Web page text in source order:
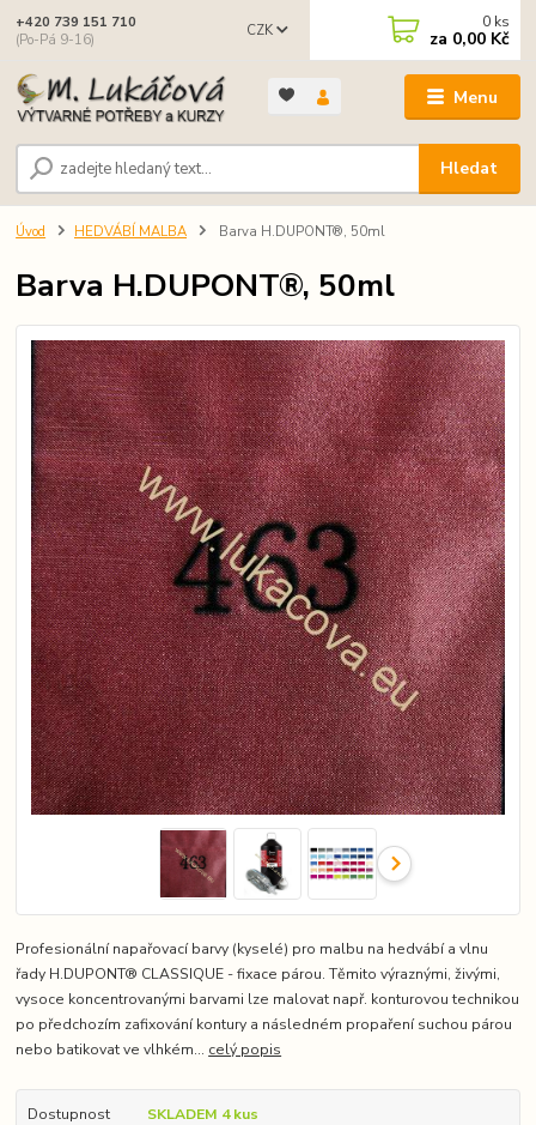
Menu
CZK
Hledat
+420 739 151 710
(Po-Pá 9-16)
0 ks
za 0,00 Kč
Úvod HEDVÁBÍ MALBA Barva H.DUPONT®, 50ml
Barva H.DUPONT®, 50ml
Profesionální napařovací barvy (kyselé) pro malbu na hedvábí a vlnu
řady H.DUPONT® CLASSIQUE - fixace párou. Těmito výraznými, živými,
vysoce koncentrovanými barvami lze malovat např. konturovou technikou
po předchozím zafixování kontury a následném propaření suchou párou
nebo batikovat ve vlhkém... celý popis
Dostupnost
SKLADEM 4 kus